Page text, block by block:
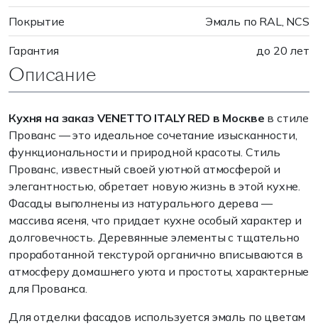
Покрытие Эмаль по RAL, NCS
Гарантия до 20 лет
Описание
Кухня на заказ VENETTO ITALY RED в Москве в стиле
Прованс — это идеальное сочетание изысканности,
функциональности и природной красоты. Стиль
Прованс, известный своей уютной атмосферой и
элегантностью, обретает новую жизнь в этой кухне.
Фасады выполнены из натурального дерева —
массива ясеня, что придает кухне особый характер и
долговечность. Деревянные элементы с тщательно
проработанной текстурой органично вписываются в
атмосферу домашнего уюта и простоты, характерные
для Прованса.
Для отделки фасадов используется эмаль по цветам